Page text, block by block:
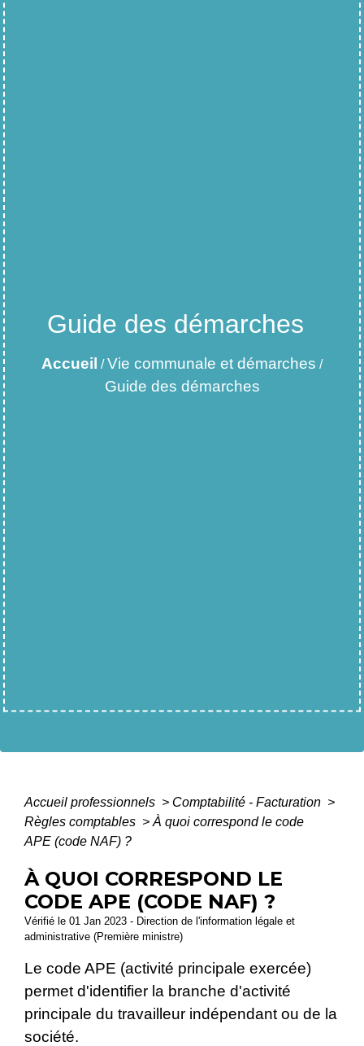
Guide des démarches
Accueil /Vie communale et démarches /
Guide des démarches
Accueil professionnels > Comptabilité - Facturation >
Règles comptables > À quoi correspond le code
APE (code NAF) ?
À QUOI CORRESPOND LE
CODE APE (CODE NAF) ?
Vérifié le 01 Jan 2023 - Direction de l'information légale et
administrative (Première ministre)
Le code APE (activité principale exercée)
permet d'identifier la branche d'activité
principale du travailleur indépendant ou de la
société.